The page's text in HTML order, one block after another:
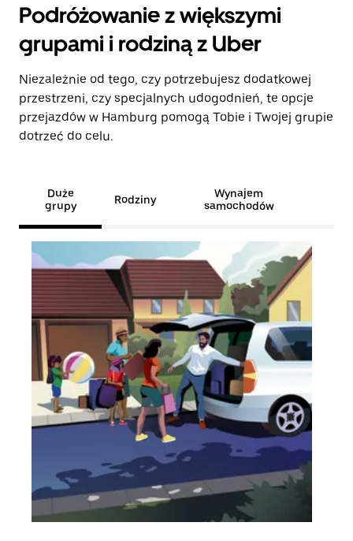
Podróżowanie z większymi
grupami i rodziną z Uber
Niezależnie od tego, czy potrzebujesz dodatkowej
przestrzeni, czy specjalnych udogodnień, te opcje
przejazdów w Hamburg pomogą Tobie i Twojej grupie
dotrzeć do celu.
Duże
grupy
Rodziny
Wynajem
samochodów